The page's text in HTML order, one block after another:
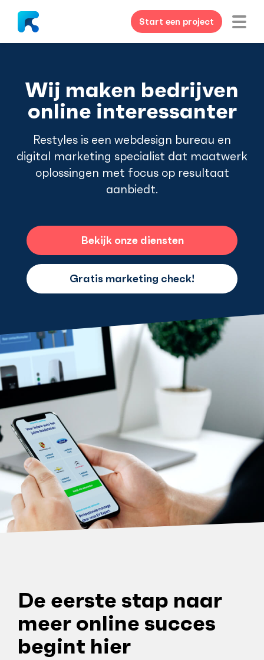
Start een project
Wij maken bedrijven
online interessanter
Restyles is een webdesign bureau en
digital marketing specialist dat maatwerk
oplossingen met focus op resultaat
aanbiedt.
Bekijk onze diensten
Gratis marketing check!
De eerste stap naar
meer online succes
begint hier